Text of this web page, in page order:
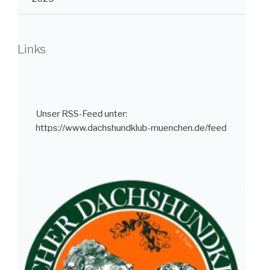
Links
Unser RSS-Feed unter:
https://www.dachshundklub-muenchen.de/feed